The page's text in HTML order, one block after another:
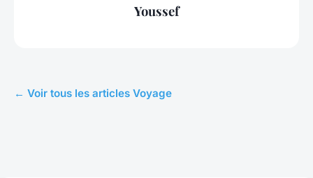
Youssef
← Voir tous les articles Voyage